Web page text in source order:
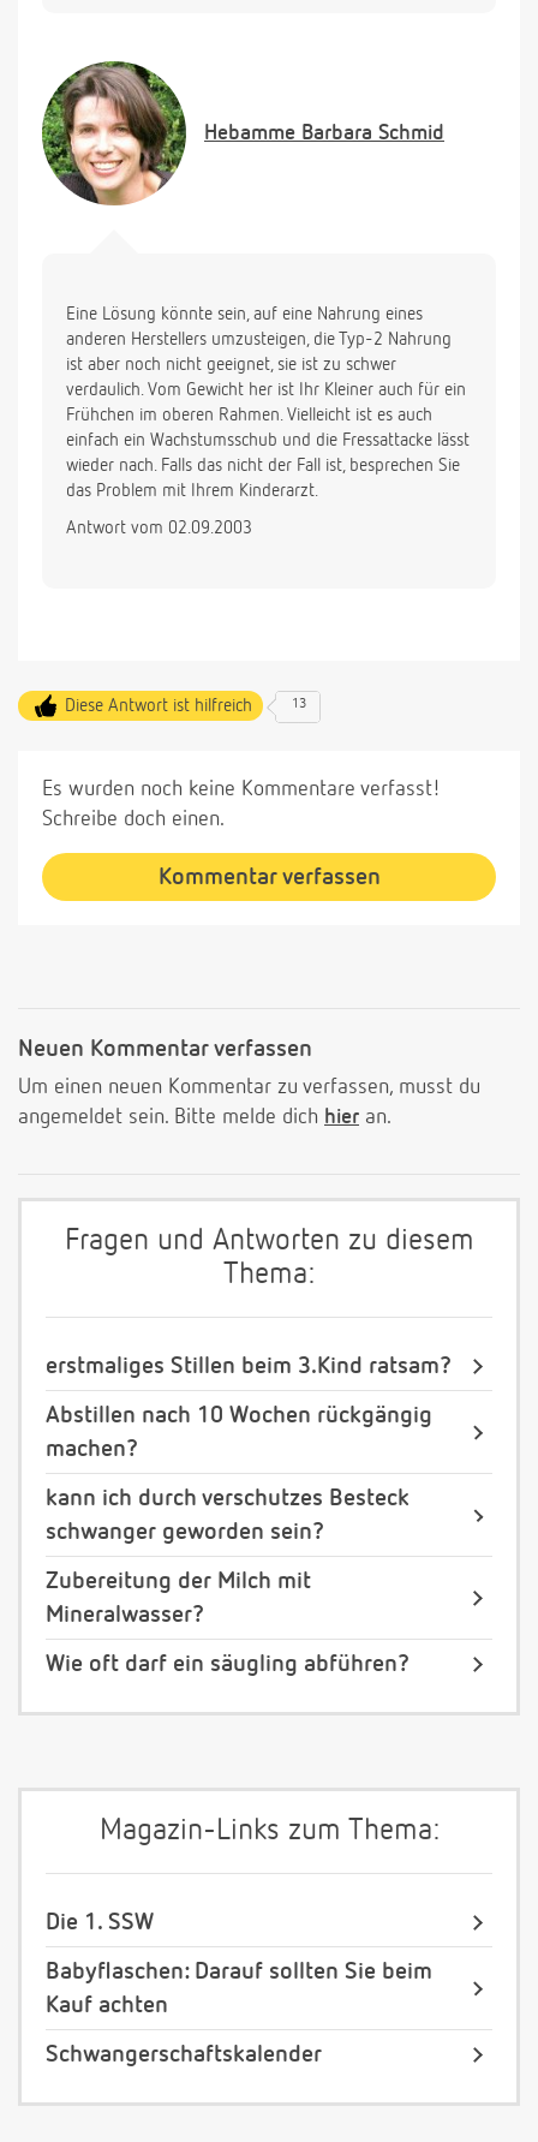
Hebamme Barbara Schmid
Eine Lösung könnte sein, auf eine Nahrung eines
anderen Herstellers umzusteigen, die Typ-2 Nahrung
ist aber noch nicht geeignet, sie ist zu schwer
verdaulich. Vom Gewicht her ist Ihr Kleiner auch für ein
Frühchen im oberen Rahmen. Vielleicht ist es auch
einfach ein Wachstumsschub und die Fressattacke lässt
wieder nach. Falls das nicht der Fall ist, besprechen Sie
das Problem mit Ihrem Kinderarzt.
Antwort vom 02.09.2003
Diese Antwort ist hilfreich 13
Es wurden noch keine Kommentare verfasst!
Schreibe doch einen.
Kommentar verfassen
Neuen Kommentar verfassen
Um einen neuen Kommentar zu verfassen, musst du
angemeldet sein. Bitte melde dich hier an.
Fragen und Antworten zu diesem
Thema:
erstmaliges Stillen beim 3.Kind ratsam?
Abstillen nach 10 Wochen rückgängig
machen?
kann ich durch verschutzes Besteck
schwanger geworden sein?
Zubereitung der Milch mit
Mineralwasser?
Wie oft darf ein säugling abführen?
Magazin-Links zum Thema:
Die 1. SSW
Babyflaschen: Darauf sollten Sie beim
Kauf achten
Schwangerschaftskalender